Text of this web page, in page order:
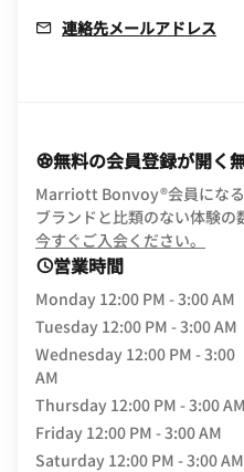
連絡先メールアドレス
無料の会員登録が開く
Marriott Bonvoy®会員にな
ブランドと比類のない体験の
今すぐご入会ください。
営業時間
Monday 12:00 PM - 3:00 AM
Tuesday 12:00 PM - 3:00 AM
Wednesday 12:00 PM - 3:00
AM
Thursday 12:00 PM - 3:00 AM
Friday 12:00 PM - 3:00 AM
Saturday 12:00 PM - 3:00 AM